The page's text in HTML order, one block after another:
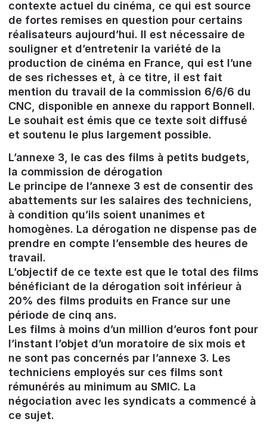
contexte actuel du cinéma, ce qui est source
de fortes remises en question pour certains
réalisateurs aujourd’hui. Il est nécessaire de
souligner et d’entretenir la variété de la
production de cinéma en France, qui est l’une
de ses richesses et, à ce titre, il est fait
mention du travail de la commission 6/6/6 du
CNC, disponible en annexe du rapport Bonnell.
Le souhait est émis que ce texte soit diffusé
et soutenu le plus largement possible.
L’annexe 3, le cas des films à petits budgets,
la commission de dérogation
Le principe de l’annexe 3 est de consentir des
abattements sur les salaires des techniciens,
à condition qu’ils soient unanimes et
homogènes. La dérogation ne dispense pas de
prendre en compte l’ensemble des heures de
travail.
L’objectif de ce texte est que le total des films
bénéficiant de la dérogation soit inférieur à
20% des films produits en France sur une
période de cinq ans.
Les films à moins d’un million d’euros font pour
l’instant l’objet d’un moratoire de six mois et
ne sont pas concernés par l’annexe 3. Les
techniciens employés sur ces films sont
rémunérés au minimum au SMIC. La
négociation avec les syndicats a commencé à
ce sujet.